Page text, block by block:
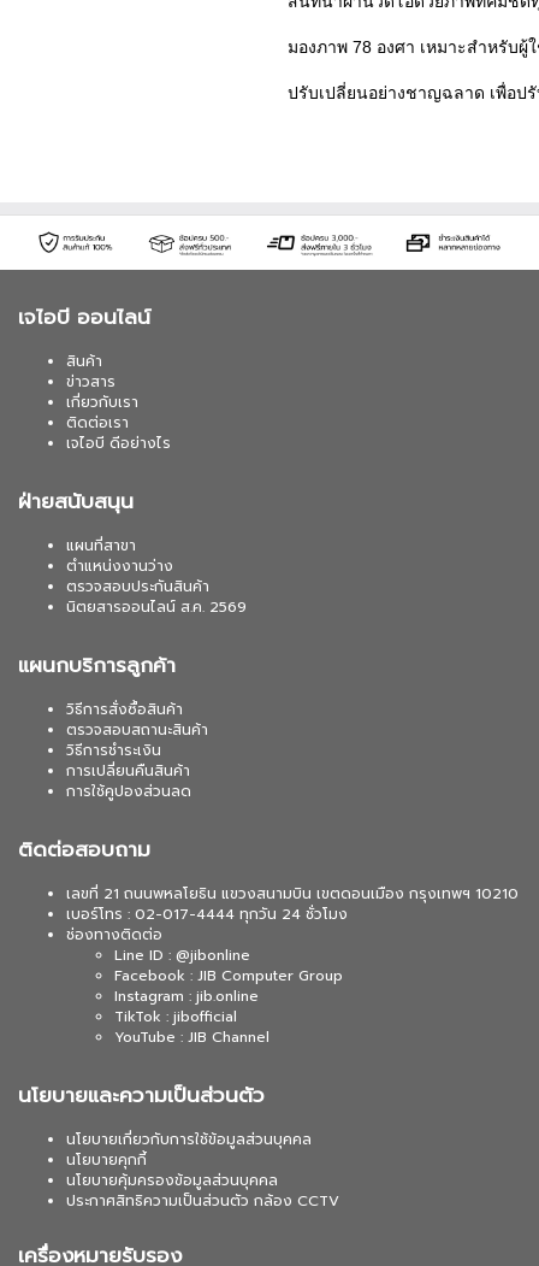
มองภาพ 78 องศา เหมาะสำหรับ
ปรับเปลี่ยนอย่างชาญฉลาด เพื่อป
เจไอบี ออนไลน์
สินค้า
ข่าวสาร
เกี่ยวกับเรา
ติดต่อเรา
เจไอบี ดีอย่างไร
ฝ่ายสนับสนุน
แผนที่สาขา
ตำแหน่งงานว่าง
ตรวจสอบประกันสินค้า
นิตยสารออนไลน์ ส.ค. 2569
แผนกบริการลูกค้า
วิธีการสั่งซื้อสินค้า
ตรวจสอบสถานะสินค้า
วิธีการชำระเงิน
การเปลี่ยนคืนสินค้า
การใช้คูปองส่วนลด
ติดต่อสอบถาม
เลขที่ 21 ถนนพหลโยธิน แขวงสนามบิน เขตดอนเมือง กรุงเทพฯ 10210
เบอร์โทร : 02-017-4444 ทุกวัน 24 ชั่วโมง
ช่องทางติดต่อ
Line ID : @jibonline
Facebook : JIB Computer Group
Instagram : jib.online
TikTok : jibofficial
YouTube : JIB Channel
นโยบายและความเป็นส่วนตัว
นโยบายเกี่ยวกับการใช้ข้อมูลส่วนบุคคล
นโยบายคุกกี้
นโยบายคุ้มครองข้อมูลส่วนบุคคล
ประกาศสิทธิความเป็นส่วนตัว กล้อง CCTV
เครื่องหมายรับรอง